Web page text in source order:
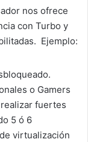
nos ofrece
con Turbo y
Ejemplo:
o Gamers
fuertes
5 ó 6
virtualización